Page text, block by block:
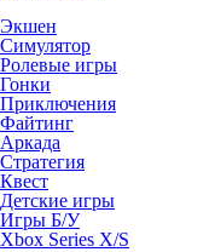
Экшен
Симулятор
Ролевые игры
Гонки
Приключения
Файтинг
Аркада
Стратегия
Квест
Детские игры
Игры Б/У
Xbox Series X/S